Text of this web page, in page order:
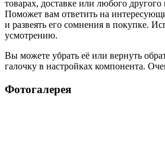
товарах, доставке или любого другого
Поможет вам ответить на
и развеять его сомнения в покупке.
усмотрению.
Вы можете убрать её или вернуть
галочку в настройках компонента.
Фотогалерея